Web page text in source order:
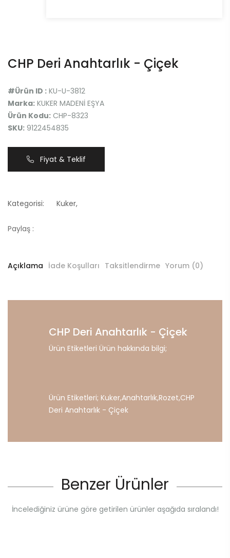
CHP Deri Anahtarlık - Çiçek
#Ürün ID : KU-U-3812
Marka: KUKER MADENİ EŞYA
Ürün Kodu: CHP-8323
SKU: 9122454835
Fiyat & Teklif
Kategorisi: Kuker,
Paylaş :
Açıklama İade Koşulları Taksitlendirme Yorum (0)
CHP Deri Anahtarlık - Çiçek
Ürün Etiketleri Ürün hakkında bilgi;
Ürün Etiketleri; Kuker,Anahtarlık,Rozet,CHP
Deri Anahtarlık - Çiçek
Benzer Ürünler
İncelediğiniz ürüne göre getirilen ürünler aşağıda sıralandı!